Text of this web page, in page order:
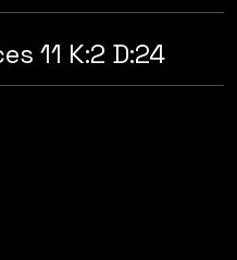
11 K:2 D:24